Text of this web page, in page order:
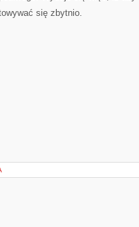
się zbytnio.